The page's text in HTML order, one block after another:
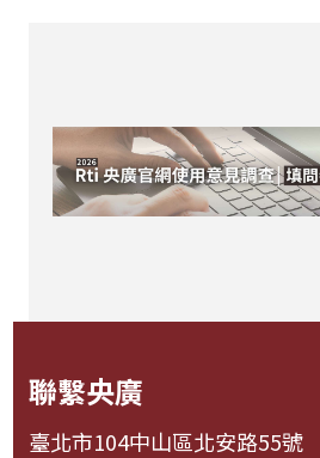
聯繫央廣
臺北市104中山區北安路55號